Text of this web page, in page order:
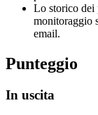
Lo storico dei
monitoraggio
email.
Punteggio
In uscita